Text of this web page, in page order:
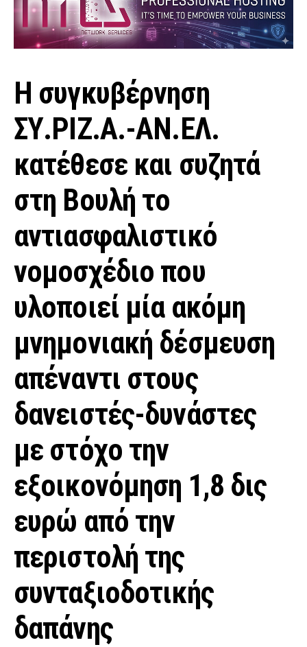
Η συγκυβέρνηση
ΣΥ.ΡΙΖ.Α.-ΑΝ.ΕΛ.
κατέθεσε και συζητά
στη Βουλή το
αντιασφαλιστικό
νομοσχέδιο που
υλοποιεί μία ακόμη
μνημονιακή δέσμευση
απέναντι στους
δανειστές-δυνάστες
με στόχο την
εξοικονόμηση 1,8 δις
ευρώ από την
περιστολή της
συνταξιοδοτικής
δαπάνης